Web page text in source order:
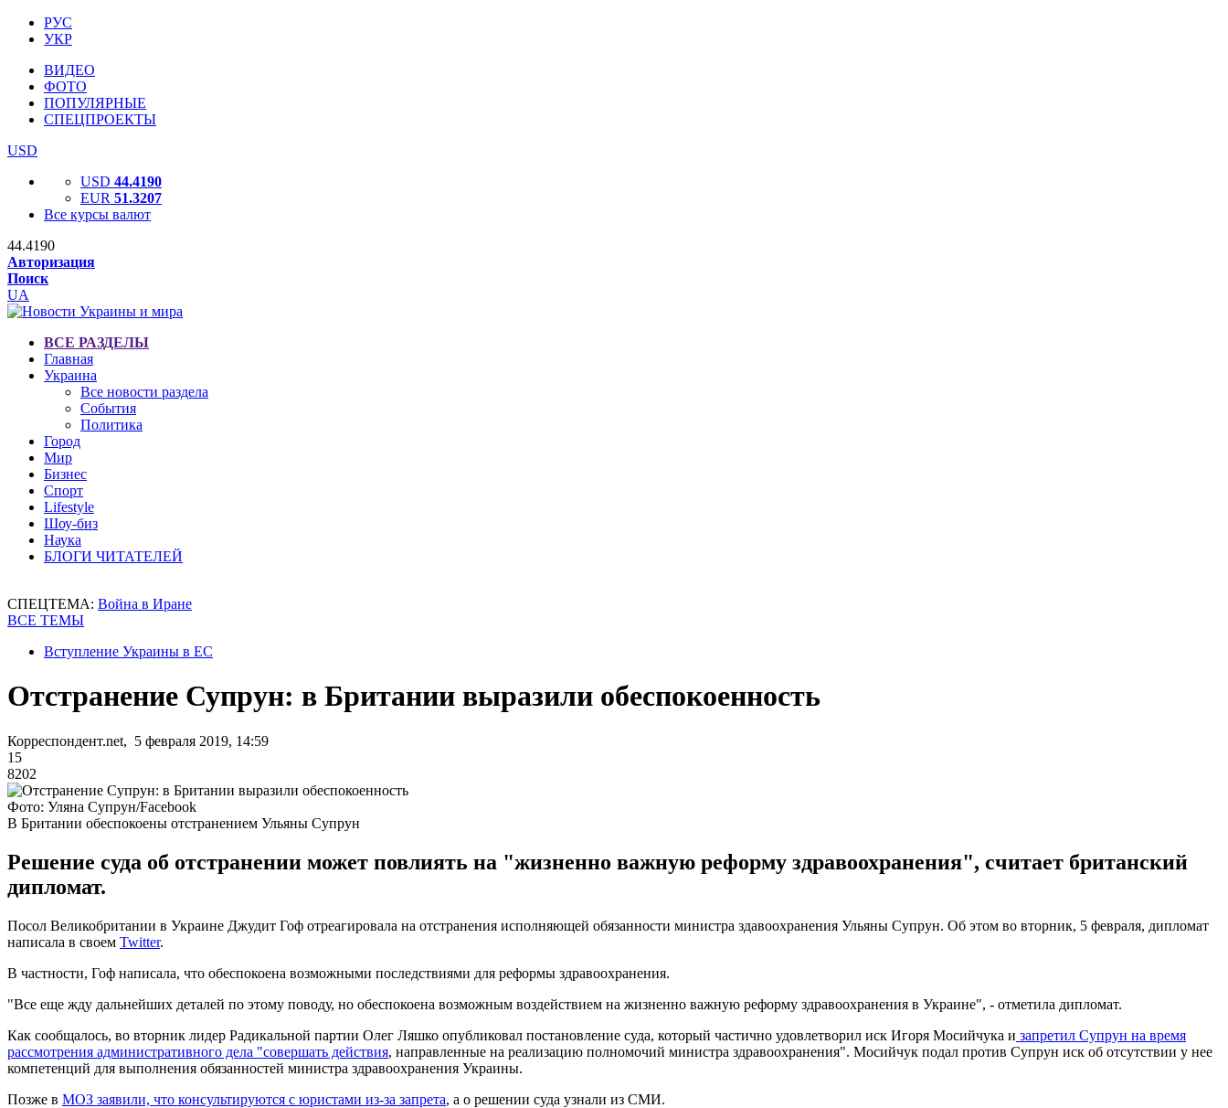
РУС
УКР
ВИДЕО
ФОТО
ПОПУЛЯРНЫЕ
СПЕЦПРОЕКТЫ
USD
USD 44.4190
EUR 51.3207
Все курсы валют
44.4190
Авторизация
Поиск
UA
ВСЕ РАЗДЕЛЫ
Главная
Украина
Все новости раздела
События
Политика
Город
Мир
Бизнес
Спорт
Lifestyle
Шоу-биз
Наука
БЛОГИ ЧИТАТЕЛЕЙ
СПЕЦТЕМА: Война в Иране
ВСЕ ТЕМЫ
Вступление Украины в ЕС
Отстранение Супрун: в Британии выразили обеспокоенность
Корреспондент.net, 5 февраля 2019, 14:59
15
8202
Фото: Уляна Супрун/Facebook
В Британии обеспокоены отстранением Ульяны Супрун
Решение суда об отстранении может повлиять на "жизненно важную реформу здравоохранения", считает британский
дипломат.
Посол Великобритании в Украине Джудит Гоф отреагировала на отстранения исполняющей обязанности министра здавоохранения Ульяны Супрун. Об этом во вторник, 5 февраля, дипломат
написала в своем Twitter.
В частности, Гоф написала, что обеспокоена возможными последствиями для реформы здравоохранения.
"Все еще жду дальнейших деталей по этому поводу, но обеспокоена возможным воздействием на жизненно важную реформу здравоохранения в Украине", - отметила дипломат.
Как сообщалось, во вторник лидер Радикальной партии Олег Ляшко опубликовал постановление суда, который частично удовлетворил иск Игоря Мосийчука и запретил Супрун на время
рассмотрения административного дела "совершать действия, направленные на реализацию полномочий министра здравоохранения". Мосийчук подал против Супрун иск об отсутствии у нее
компетенций для выполнения обязанностей министра здравоохранения Украины.
Позже в МОЗ заявили, что консультируются с юристами из-за запрета, а о решении суда узнали из СМИ.